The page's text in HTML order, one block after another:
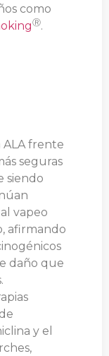
como
Ⓡ.
ALA frente
seguras
siendo
vapeo
afirmando
daño que
y el